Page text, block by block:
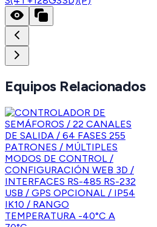
Equipos Relacionados